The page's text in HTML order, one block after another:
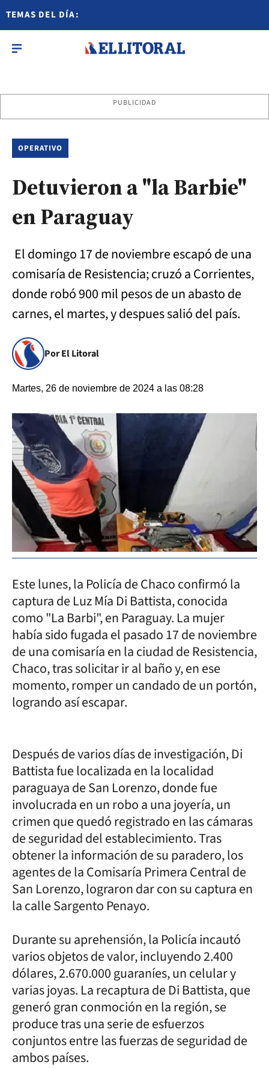
TEMAS DEL DÍA:
PUBLICIDAD
OPERATIVO
Detuvieron a "la Barbie"
en Paraguay
El domingo 17 de noviembre escapó de una
comisaría de Resistencia; cruzó a Corrientes,
donde robó 900 mil pesos de un abasto de
carnes, el martes, y despues salió del país.
Por El Litoral
Martes, 26 de noviembre de 2024 a las 08:28
Este lunes, la Policía de Chaco confirmó la
captura de Luz Mía Di Battista, conocida
como "La Barbi", en Paraguay. La mujer
había sido fugada el pasado 17 de noviembre
de una comisaría en la ciudad de Resistencia,
Chaco, tras solicitar ir al baño y, en ese
momento, romper un candado de un portón,
logrando así escapar.
Después de varios días de investigación, Di
Battista fue localizada en la localidad
paraguaya de San Lorenzo, donde fue
involucrada en un robo a una joyería, un
crimen que quedó registrado en las cámaras
de seguridad del establecimiento. Tras
obtener la información de su paradero, los
agentes de la Comisaría Primera Central de
San Lorenzo, lograron dar con su captura en
la calle Sargento Penayo.
Durante su aprehensión, la Policía incautó
varios objetos de valor, incluyendo 2.400
dólares, 2.670.000 guaraníes, un celular y
varias joyas. La recaptura de Di Battista, que
generó gran conmoción en la región, se
produce tras una serie de esfuerzos
conjuntos entre las fuerzas de seguridad de
ambos países.